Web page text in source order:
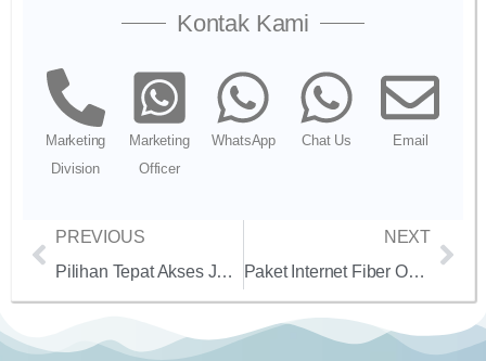
Kontak Kami
Marketing
Division
Marketing
Officer
WhatsApp Chat Us Email
PREVIOUS
Pilihan Tepat Akses Jaringan Internet Fiber Optik untuk kantor / perusahaan di jakarta bogor depok tangerang serang banten kerawang dan bandung
NEXT
Paket Internet Fiber Optik untuk Kantor / Perusahaan anda di wilayah jakarta bogor depok tangerang bekasi karawang werang banten dan bandung